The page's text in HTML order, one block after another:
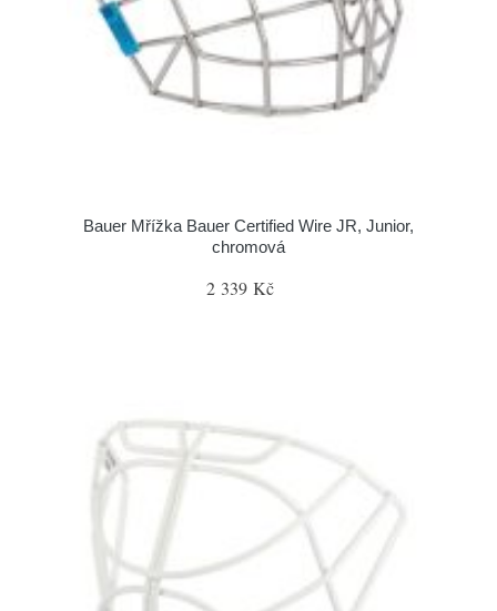
Bauer Mřížka Bauer Certified Wire JR, Junior,
chromová
2 339 Kč